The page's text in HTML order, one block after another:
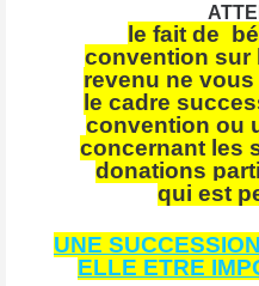
le fait de
convention sur
revenu ne
le cadre
convention ou
concernant les
donations
qui est
UNE
ELLE ETRE